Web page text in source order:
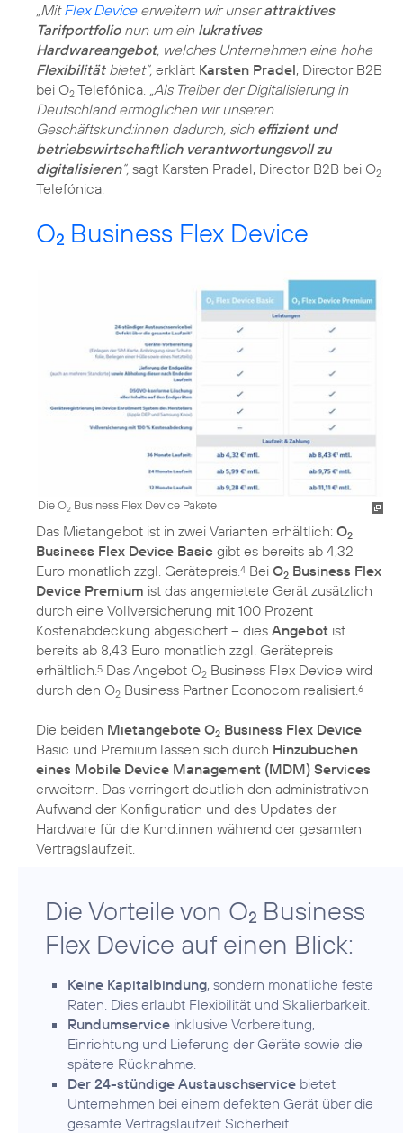
„MitFlex Deviceerweitern wir unserattraktives
Tarifportfolionun um ein lukratives
Hardwareangebot, welches Unternehmen eine hohe
Flexibilitätbietet“, erklärt Karsten Pradel, Director B2B
bei O2 Telefónica. „Als Treiber der Digitalisierung in
Deutschland ermöglichen wir unseren
Geschäftskund:innen dadurch, sich effizient und
betriebswirtschaftlich verantwortungsvoll zu
digitalisieren“, sagt Karsten Pradel, Director B2B bei O2
Telefónica.
O2 Business Flex Device
Die O2 Business Flex Device Pakete
Das Mietangebot ist in zwei Varianten erhältlich: O2
Business Flex Device Basic gibt es bereits ab 4,32
Euro monatlich zzgl. Gerätepreis. 4 Bei O2 Business Flex
Device Premium ist das angemietete Gerät zusätzlich
durch eine Vollversicherung mit 100 Prozent
Kostenabdeckung abgesichert – dies Angebot ist
bereits ab 8,43 Euro monatlich zzgl. Gerätepreis
erhältlich. 5 Das Angebot O2 Business Flex Device wird
durch den O2 Business Partner Econocom realisiert. 6
Die beiden Mietangebote O2 Business Flex Device
Basic und Premium lassen sich durch Hinzubuchen
eines Mobile Device Management (MDM) Services
erweitern. Das verringert deutlich den administrativen
Aufwand der Konfiguration und des Updates der
Hardware für die Kund:innen während der gesamten
Die Vorteile von O2 Business
Flex Device auf einen Blick:
Keine Kapitalbindung, sondern monatliche feste
Raten. Dies erlaubt Flexibilität und Skalierbarkeit.
Rundumservice inklusive Vorbereitung,
Einrichtung und Lieferung der Geräte sowie die
spätere Rücknahme.
Der 24-stündige Austauschservice bietet
Unternehmen bei einem defekten Gerät über die
gesamte Vertragslaufzeit Sicherheit.